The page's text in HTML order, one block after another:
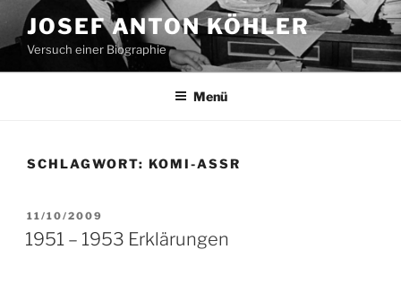
Inhalt
springen
JOSEF ANTON KÖHLER
Versuch einer Biographie
Menü
SCHLAGWORT: KOMI-ASSR
VERÖFFENTLICHT
AM
11/10/2009
1951 – 1953 Erklärungen